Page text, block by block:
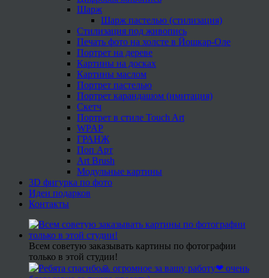
Шарж
Шарж пастелью (стилизация)
Стилизация под живопись
Печать фото на холсте в Йошкар-Оле
Портрет на дереве
Картины на досках
Картины маслом
Портрет пастелью
Портрет карандашом (имитация)
Скетч
Портрет в стиле Touch Art
WPAP
ГРАНЖ
Поп Арт
Art Brush
Модульные картины
3D фигурка по фото
Идеи подарков
Контакты
Всем советую заказывать картины по фотографии
только в этой студии!